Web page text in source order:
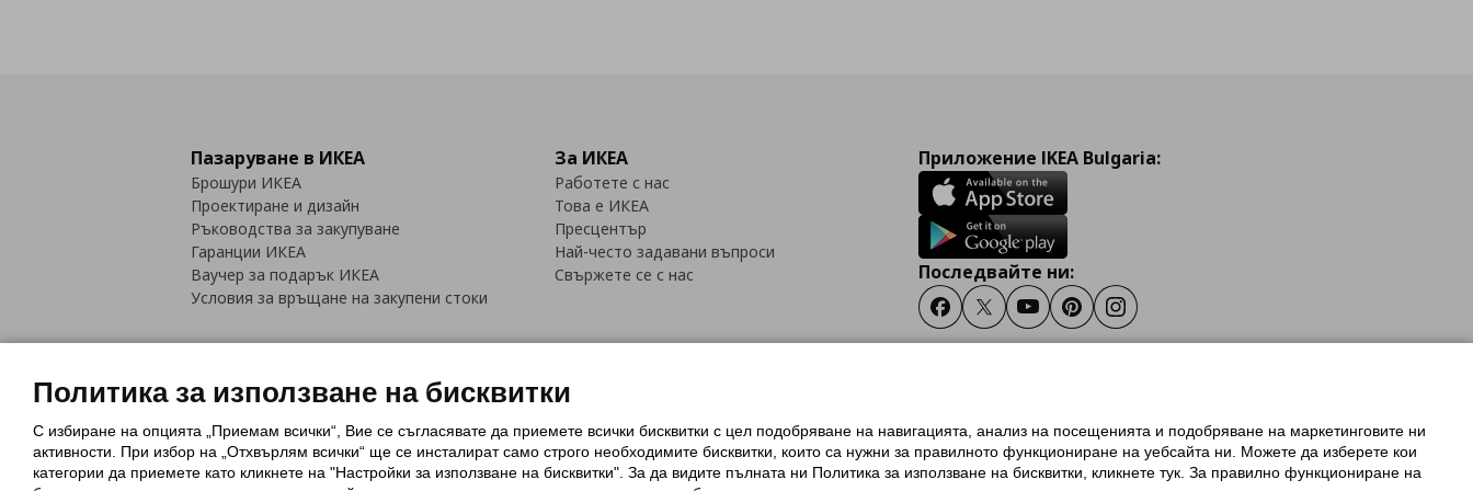
Пазаруване в ИКЕА
Брошури ИКЕА
Проектиране и дизайн
Ръководства за закупуване
Гаранции ИКЕА
Ваучер за подарък ИКЕА
Условия за връщане на закупени стоки
За ИКЕА
Работете с нас
Това е ИКЕА
Пресцентър
Най-често задавани въпроси
Свържете се с нас
Приложение IKEA Bulgaria:
Последвайте ни:
FacebookTwitterYoutubePinterestInstagram
Политика за използване на бисквитки (Cookies)Избор на настройки за използване на бисквиткиУсловия за ползване на ikea.bg
Обща политика за личните данни
Политика за защита на личните данни на ikea.bg
Общи условия на програма IKEA Family
Политика за използване на бисквитки
С избиране на опцията „Приемам всички“, Вие се съгласявате да приемете всички бисквитки с цел подобряване на навигацията, анализ на посещенията и подобряване на маркетинговите ни
активности. При избор на „Отхвърлям всички“ ще се инсталират само строго необходимитe бисквитки, които са нужни за правилното функциониране на уебсайта ни. Можете да изберете кои
категории да приемете като кликнете на "Настройки за използване на бисквитки". За да видите пълната ни Политика за използване на бисквитки, кликнете тук. За правилно функциониране на